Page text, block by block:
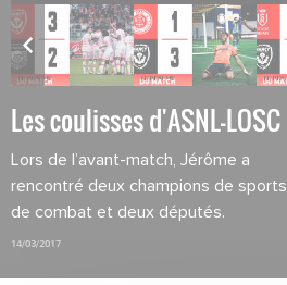
Les coulisses d'ASNL-LOSC
Lors de l’avant-match, Jérôme a
rencontré deux champions de sports
de combat et deux députés.
14/03/2017